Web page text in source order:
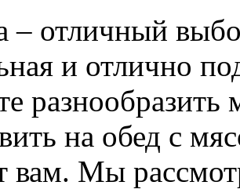
– отличный
и отлично
разнообразить
на обед с
вам. Мы